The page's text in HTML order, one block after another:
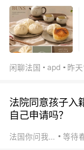
闲聊法国 apd 昨
法院同意孩子入
自己申请吗？
法国你问我答 等待